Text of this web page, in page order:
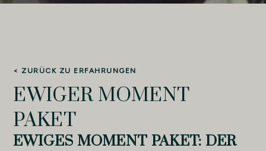
< ZURÜCK ZU ERFAHRUNGEN
EWIGER MOMENT
PAKET
EWIGES MOMENT PAKET: DER